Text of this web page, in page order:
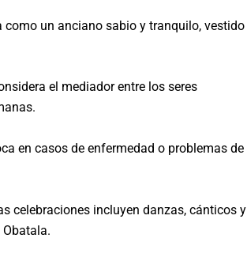
como un anciano sabio y tranquilo, vestido
el mediador entre los seres
en casos de enfermedad o problemas de
celebraciones incluyen danzas, cánticos y